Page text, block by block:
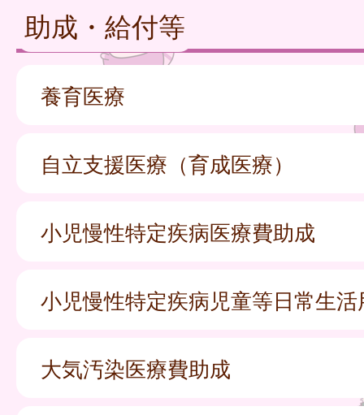
助成・給付等
養育医療
自立支援医療（育成医療）
小児慢性特定疾病医療費助成
小児慢性特定疾病児童等日常生
大気汚染医療費助成